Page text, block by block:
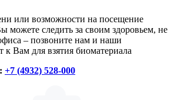
или возможности на посещение
можете следить за своим здоровьем, не
– позвоните нам и наши
к Вам для взятия биоматериала
+7 (4932) 528-000